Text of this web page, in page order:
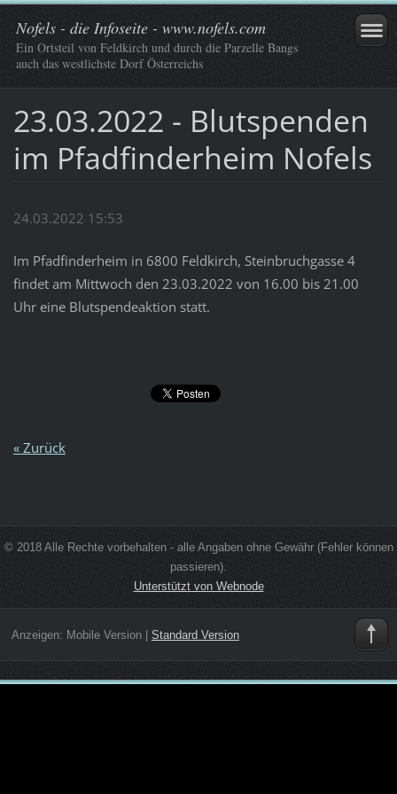
Nofels - die Infoseite - www.nofels.com
Ein Ortsteil von Feldkirch und durch die Parzelle Bangs
auch das westlichste Dorf Österreichs
23.03.2022 - Blutspenden
im Pfadfinderheim Nofels
24.03.2022 15:53
Im Pfadfinderheim in 6800 Feldkirch, Steinbruchgasse 4
findet am Mittwoch den 23.03.2022 von 16.00 bis 21.00
Uhr eine Blutspendeaktion statt.
« Zurück
© 2018 Alle Rechte vorbehalten - alle Angaben ohne Gewähr (Fehler können
passieren).
Unterstützt von Webnode
Anzeigen: Mobile Version| Standard Version